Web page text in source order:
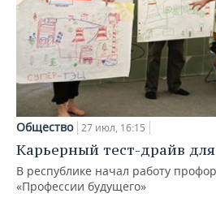
Общество 27 июл, 16:15
Карьерный тест-драйв
В республике начал работу
«Профессии будущего»